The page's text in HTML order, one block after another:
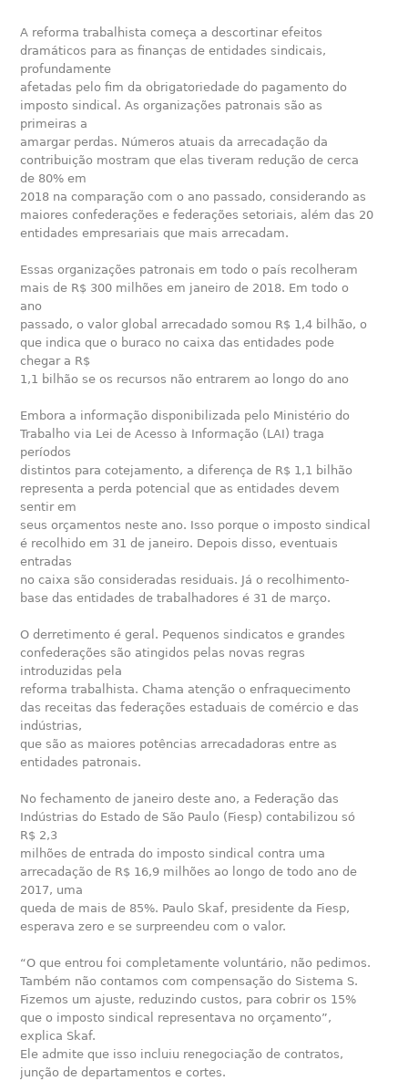
A reforma trabalhista começa a descortinar efeitos
dramáticos para as finanças de entidades sindicais,
profundamente
afetadas pelo fim da obrigatoriedade do pagamento do
imposto sindical. As organizações patronais são as
primeiras a
amargar perdas. Números atuais da arrecadação da
contribuição mostram que elas tiveram redução de cerca
de 80% em
2018 na comparação com o ano passado, considerando as
maiores confederações e federações setoriais, além das 20
entidades empresariais que mais arrecadam.
Essas organizações patronais em todo o país recolheram
mais de R$ 300 milhões em janeiro de 2018. Em todo o
ano
passado, o valor global arrecadado somou R$ 1,4 bilhão, o
que indica que o buraco no caixa das entidades pode
chegar a R$
1,1 bilhão se os recursos não entrarem ao longo do ano
Embora a informação disponibilizada pelo Ministério do
Trabalho via Lei de Acesso à Informação (LAI) traga
períodos
distintos para cotejamento, a diferença de R$ 1,1 bilhão
representa a perda potencial que as entidades devem
sentir em
seus orçamentos neste ano. Isso porque o imposto sindical
é recolhido em 31 de janeiro. Depois disso, eventuais
entradas
no caixa são consideradas residuais. Já o recolhimento-
base das entidades de trabalhadores é 31 de março.
O derretimento é geral. Pequenos sindicatos e grandes
confederações são atingidos pelas novas regras
introduzidas pela
reforma trabalhista. Chama atenção o enfraquecimento
das receitas das federações estaduais de comércio e das
indústrias,
que são as maiores potências arrecadadoras entre as
entidades patronais.
No fechamento de janeiro deste ano, a Federação das
Indústrias do Estado de São Paulo (Fiesp) contabilizou só
R$ 2,3
milhões de entrada do imposto sindical contra uma
arrecadação de R$ 16,9 milhões ao longo de todo ano de
2017, uma
queda de mais de 85%. Paulo Skaf, presidente da Fiesp,
esperava zero e se surpreendeu com o valor.
“O que entrou foi completamente voluntário, não pedimos.
Também não contamos com compensação do Sistema S.
Fizemos um ajuste, reduzindo custos, para cobrir os 15%
que o imposto sindical representava no orçamento”,
explica Skaf.
Ele admite que isso incluiu renegociação de contratos,
junção de departamentos e cortes.